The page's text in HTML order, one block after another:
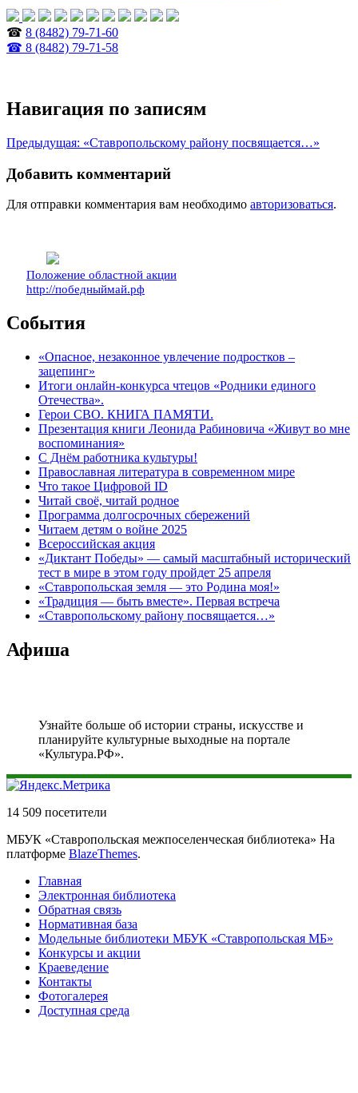
☎ 8 (8482) 79-71-60
☎ 8 (8482) 79-71-58
Навигация по записям
Предыдущая: «Ставропольскому району посвящается…»
Добавить комментарий
Для отправки комментария вам необходимо авторизоваться.
Положение областной акции
http://победныймай.рф
События
«Опасное, незаконное увлечение подростков –
зацепинг»
Итоги онлайн-конкурса чтецов «Родники единого
Отечества».
Герои СВО. КНИГА ПАМЯТИ.
Презентация книги Леонида Рабиновича «Живут во мне
воспоминания»
С Днём работника культуры!
Православная литература в современном мире
Что такое Цифровой ID
Читай своё, читай родное
Программа долгосрочных сбережений
Читаем детям о войне 2025
Всероссийская акция
«Диктант Победы» — самый масштабный исторический
тест в мире в этом году пройдет 25 апреля
«Ставропольская земля — это Родина моя!»
«Традиция — быть вместе». Первая встреча
«Ставропольскому району посвящается…»
Афиша
Узнайте больше об истории страны, искусстве и
планируйте культурные выходные на портале
«Культура.РФ».
14 509 посетители
МБУК «Ставропольская межпоселенческая библиотека» На
платформе BlazeThemes.
Главная
Электронная библиотека
Обратная связь
Нормативная база
Модельные библиотеки МБУК «Ставропольская МБ»
Конкурсы и акции
Краеведение
Контакты
Фотогалерея
Доступная среда